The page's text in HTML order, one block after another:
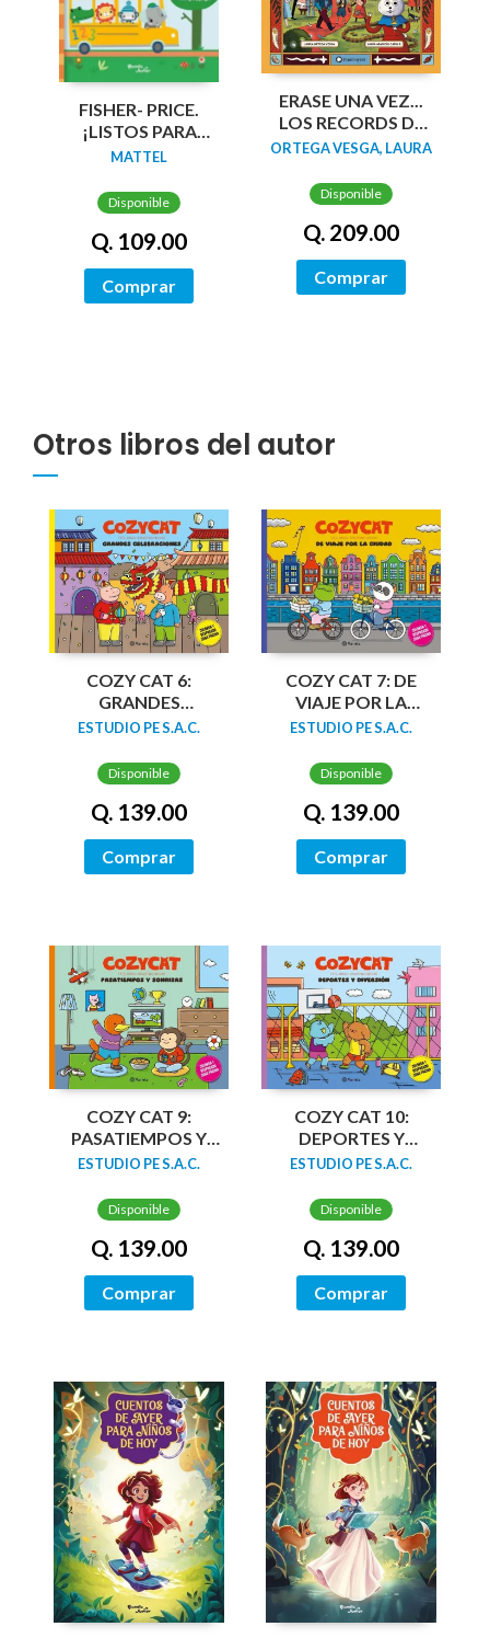
FISHER- PRICE.
¡LISTOS PARA
APRENDER!
MATTEL
Disponible
Q. 109.00
Comprar
ERASE UNA VEZ...
LOS RECORDS DE
CUENTO
ORTEGA VESGA, LAURA
Disponible
Q. 209.00
Comprar
Otros libros del autor
COZY CAT 6:
GRANDES
CELEBRACIONES
ESTUDIO PE S.A.C.
Disponible
Q. 139.00
Comprar
COZY CAT 7: DE
VIAJE POR LA
CIUDAD
ESTUDIO PE S.A.C.
Disponible
Q. 139.00
Comprar
COZY CAT 9:
PASATIEMPOS Y
SONRISAS
ESTUDIO PE S.A.C.
Disponible
Q. 139.00
Comprar
COZY CAT 10:
DEPORTES Y
DIVERSION
ESTUDIO PE S.A.C.
Disponible
Q. 139.00
Comprar